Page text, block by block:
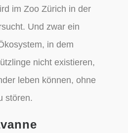
im Zoo Zürich in der
Und zwar ein
in dem
nicht existieren,
leben können, ohne
stören.